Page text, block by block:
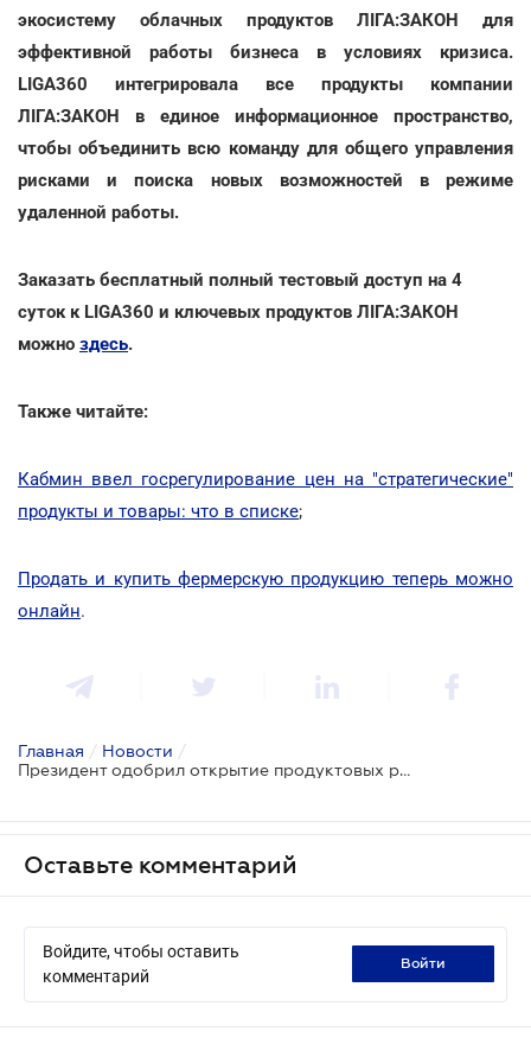
экосистему облачных продуктов ЛІГА:ЗАКОН для
эффективной работы бизнеса в условиях кризиса.
LIGA360 интегрировала все продукты компании
ЛІГА:ЗАКОН в единое информационное пространство,
чтобы объединить всю команду для общего управления
рисками и поиска новых возможностей в режиме
удаленной работы.
Заказать бесплатный полный тестовый доступ на 4
суток к LIGA360 и ключевых продуктов ЛІГА:ЗАКОН
можно здесь.
Также читайте:
Кабмин ввел госрегулирование цен на "стратегические"
продукты и товары: что в списке;
Продать и купить фермерскую продукцию теперь можно
онлайн.
Главная / Новости /
Президент одобрил открытие продуктовых рынков
Оставьте комментарий
Войдите, чтобы оставить
комментарий
войти